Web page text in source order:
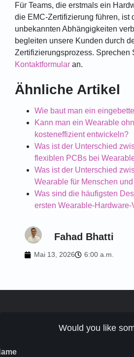
Für Teams, die erstmals ein
die EMC-Zertifizierung führen, ist
unbekannten Abhängigkeiten
begleiten unsere Kunden durch
Zertifizierungsprozess. Sprechen
Kontaktformular an.
Ähnliche Artikel
Wie baut man ein
Kann man ein Wearable
kosteneffizient entwickeln?
Was ist der Unterschied
flexiblen PCBs bei
Was ist der Unterschied
Wearable für Menschen
Was sind die häufigsten
ersten Wearable-Hardware-
Fahad Bhatti
Mai 13, 2026 6:00 a.m.
Would you like